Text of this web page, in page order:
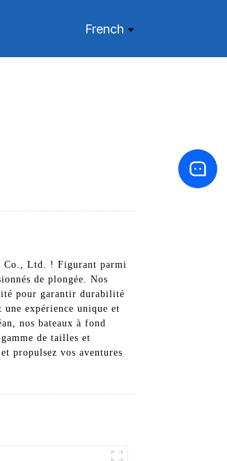
French
Co., Ltd. ! Figurant parmi
de plongée. Nos
pour garantir durabilité
expérience unique et
nos bateaux à fond
de tailles et
propulsez vos aventures